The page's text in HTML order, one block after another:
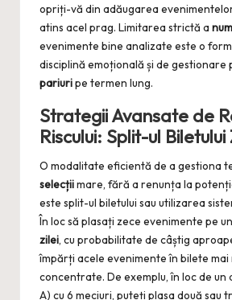
opriți-vă din adăugarea
atins acel prag. Limitarea strictă a
evenimente bine analizate este o
disciplină emoțională și de gestionare
pariuripe termen lung.
Strategii Avansate de
Riscului: Split-ul Biletului
O modalitate eficientă de a gestiona
selecțiimare, fără a renunța la
este split-ul biletului sau utilizarea
În loc să plasați zece evenimente pe
zilei, cu probabilitate de câștig
împărți acele evenimente în bilete mai
concentrate. De exemplu, în loc de un
A) cu 6 meciuri, puteți plasa două sau